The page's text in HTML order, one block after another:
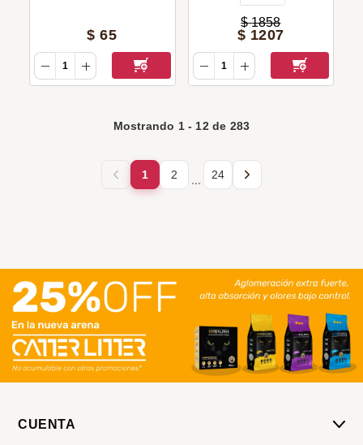
$ 65
$ 1858
$ 1207
Mostrando 1- 12de 283
1 2 ... 24
CUENTA